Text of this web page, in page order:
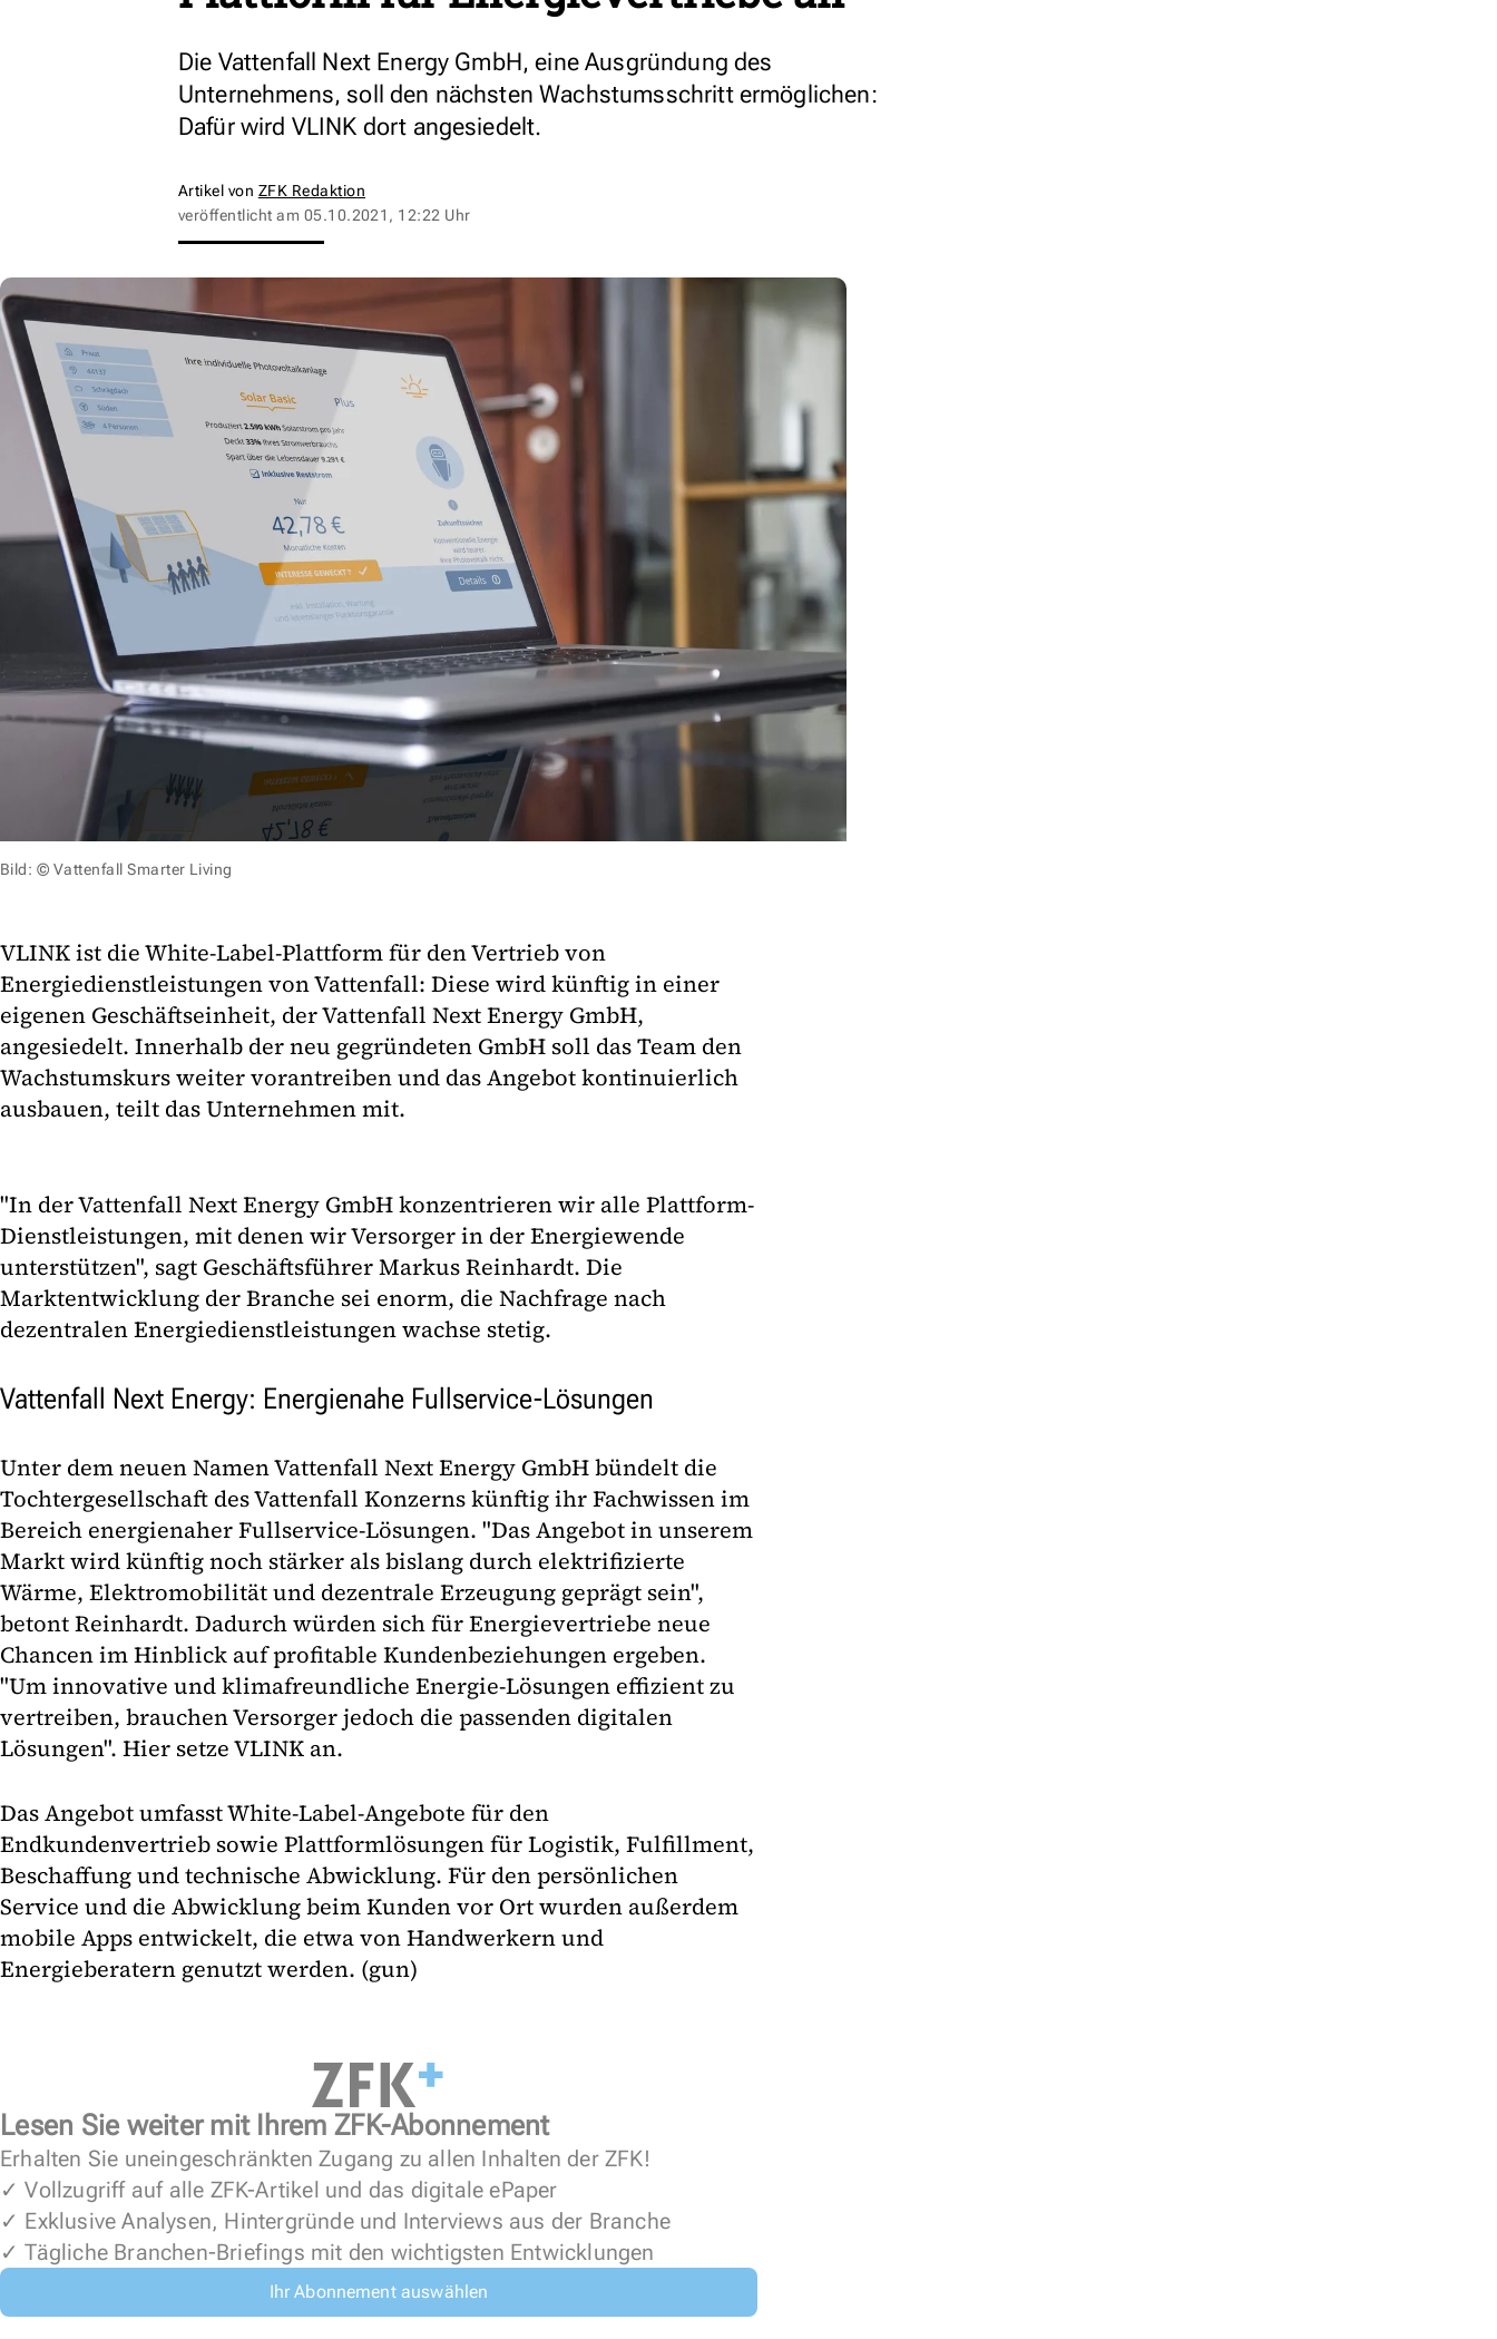
Die Vattenfall Next Energy GmbH, eine Ausgründung des
Unternehmens, soll den nächsten Wachstumsschritt ermöglichen:
Dafür wird VLINK dort angesiedelt.
Artikel von ZFK Redaktion
veröffentlicht am 05.10.2021, 12:22 Uhr
Bild: © Vattenfall Smarter Living
VLINK ist die White-Label-Plattform für den Vertrieb von
Energiedienstleistungen von Vattenfall: Diese wird künftig in einer
eigenen Geschäftseinheit, der Vattenfall Next Energy GmbH,
angesiedelt. Innerhalb der neu gegründeten GmbH soll das Team den
Wachstumskurs weiter vorantreiben und das Angebot kontinuierlich
ausbauen, teilt das Unternehmen mit.
"In der Vattenfall Next Energy GmbH konzentrieren wir alle Plattform-
Dienstleistungen, mit denen wir Versorger in der Energiewende
unterstützen", sagt Geschäftsführer Markus Reinhardt. Die
Marktentwicklung der Branche sei enorm, die Nachfrage nach
dezentralen Energiedienstleistungen wachse stetig.
Vattenfall Next Energy: Energienahe Fullservice-Lösungen
Unter dem neuen Namen Vattenfall Next Energy GmbH bündelt die
Tochtergesellschaft des Vattenfall Konzerns künftig ihr Fachwissen im
Bereich energienaher Fullservice-Lösungen. "Das Angebot in unserem
Markt wird künftig noch stärker als bislang durch elektrifizierte
Wärme, Elektromobilität und dezentrale Erzeugung geprägt sein",
betont Reinhardt. Dadurch würden sich für Energievertriebe neue
Chancen im Hinblick auf profitable Kundenbeziehungen ergeben.
"Um innovative und klimafreundliche Energie-Lösungen effizient zu
vertreiben, brauchen Versorger jedoch die passenden digitalen
Lösungen". Hier setze VLINK an.
Das Angebot umfasst White-Label-Angebote für den
Endkundenvertrieb sowie Plattformlösungen für Logistik, Fulfillment,
Beschaffung und technische Abwicklung. Für den persönlichen
Service und die Abwicklung beim Kunden vor Ort wurden außerdem
mobile Apps entwickelt, die etwa von Handwerkern und
Energieberatern genutzt werden. (gun)
Lesen Sie weiter mit Ihrem ZFK-Abonnement
Erhalten Sie uneingeschränkten Zugang zu allen Inhalten der ZFK!
✓ Vollzugriff auf alle ZFK-Artikel und das digitale ePaper
✓ Exklusive Analysen, Hintergründe und Interviews aus der Branche
✓ Tägliche Branchen-Briefings mit den wichtigsten Entwicklungen
Ihr Abonnement auswählen